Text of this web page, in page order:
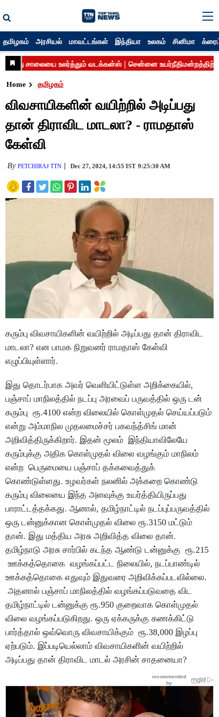
தமிழகம் அரசியல் மாவட்டங்கள் இந்தியா உலகம் சினிமா
Home தமிழகம்
விவசாயிகளின் வயிற்றில் அடிப்பது
தான் திராவிட மாடலா? - ராமதாஸ்
கேள்வி
ByPETCHIRAJ TTN Dec 27, 2024, 14:55 IST 9:25:30 AM
கரும்பு விவசாயிகளின் வயிற்றில் அடிப்பது தான் திராவிட
மாடலா? என பாமக நிறுவனர் ராமதாஸ் கேள்வி
எழுப்பியுள்ளார்.
இது தொடர்பாக அவர் வெளியிட்டுள்ள அறிக்கையில்,
பஞ்சாப் மாநிலத்தில் நடப்பு அரவைப் பருவத்தில் ஒரு டன்
கரும்பு ரூ.4100 என்ற விலையில் கொள்முதல் செய்யப்படும்
என்று அம்மாநில முதலமைச்சர் பகவந்த்சிங் மான்
அறிவித்திருக்கிறார். இதன் மூலம் இந்தியாவிலேயே
கரும்புக்கு அதிக கொள்முதல் விலை வழங்கும் மாநிலம்
என்ற பெருமையை பஞ்சாப் தக்கவைத்துக்
கொண்டுள்ளது. உழவர்கள் நலனில் அக்கறை கொண்டு
கரும்பு விலையை இந்த அளவுக்கு உயர்த்தியிருப்பது
பாராட்டத்தக்கது. ஆனால், தமிழ்நாட்டில் நடப்புப்பருவத்தில்
ஒரு டன்னுக்கான கொள்முதல் விலை ரூ.3150 மட்டும்
தான். இது மத்திய அரசு அறிவித்த விலை தான்.
தமிழ்நாடு அரசு சார்பில் கடந்த ஆண்டு டன்னுக்கு ரூ.215
ஊக்கத்தொகை வழங்கப்பட்ட நிலையில், நடப்பாண்டில்
ஊக்கத்தொகை எதுவும் இதுவரை அறிவிக்கப்படவில்லை.
அதனால் பஞ்சாப் மாநிலத்தில் வழங்கப்படுவதை விட
தமிழ்நாட்டில் டன்னுக்கு ரூ.950 குறைவாக கொள்முதல்
விலை வழங்கப்படுகிறது. ஒரு ஏக்கருக்கு கணக்கிட்டு
பார்த்தால் ஒவ்வொரு விவசாயிக்கும் ரூ.38,000 இழப்பு
ஏற்படும். இப்படியெல்லாம் விவசாயிகளின் வயிற்றில்
அடிப்பது தான் திராவிட மாடல் அரசின் சாதனையா?